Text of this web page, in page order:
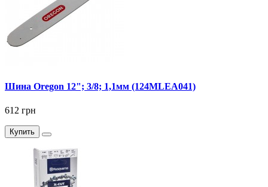
Шина Oregon 12"; 3/8; 1,1мм (124MLEA041)
612 грн
Купить